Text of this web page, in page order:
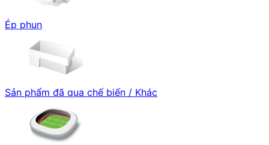
Ép phun
Sản phẩm đã qua chế biến / Khác